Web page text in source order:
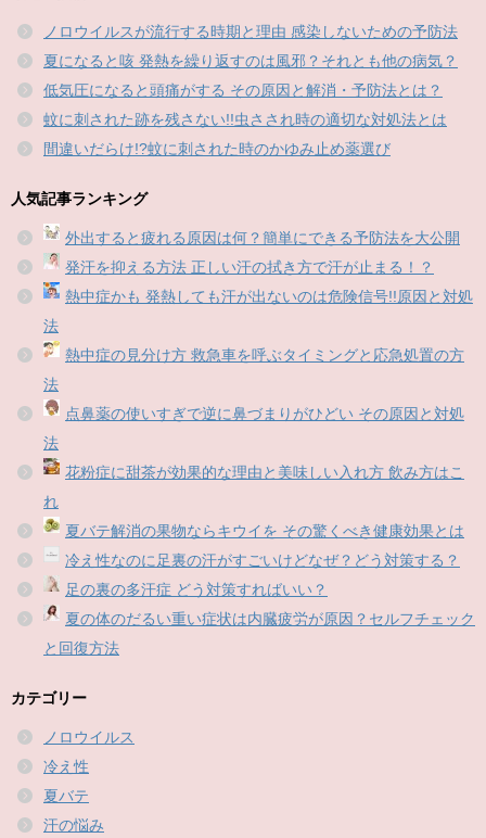
ノロウイルスが流行する時期と理由 感染しないための予防法
夏になると咳 発熱を繰り返すのは風邪？それとも他の病気？
低気圧になると頭痛がする その原因と解消・予防法とは？
蚊に刺された跡を残さない!!虫さされ時の適切な対処法とは
間違いだらけ!?蚊に刺された時のかゆみ止め薬選び
人気記事ランキング
外出すると疲れる原因は何？簡単にできる予防法を大公開
発汗を抑える方法 正しい汗の拭き方で汗が止まる！？
熱中症かも 発熱しても汗が出ないのは危険信号!!原因と対処
法
熱中症の見分け方 救急車を呼ぶタイミングと応急処置の方
法
点鼻薬の使いすぎで逆に鼻づまりがひどい その原因と対処
法
花粉症に甜茶が効果的な理由と美味しい入れ方 飲み方はこ
れ
夏バテ解消の果物ならキウイを その驚くべき健康効果とは
冷え性なのに足裏の汗がすごいけどなぜ？どう対策する？
足の裏の多汗症 どう対策すればいい？
夏の体のだるい重い症状は内臓疲労が原因？セルフチェック
と回復方法
カテゴリー
ノロウイルス
冷え性
夏バテ
汗の悩み